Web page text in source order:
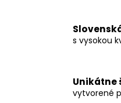
s vysokou
Unikátne
vytvorené